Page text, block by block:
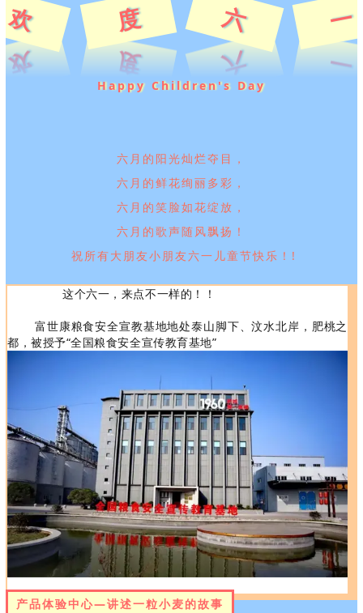
欢 度 六 一
Happy Children's Day
六月的阳光灿烂夺目，
六月的鲜花绚丽多彩，
六月的笑脸如花绽放，
六月的歌声随风飘扬！
祝所有大朋友小朋友六一儿童节快乐！ !
这个六一，来点不一样的！！
富世康粮食安全宣教基地地处泰山脚下、汶水北岸，肥桃之
都，被授予“全国粮食安全宣传教育基地”
产品体验中心—讲述一粒小麦的故事